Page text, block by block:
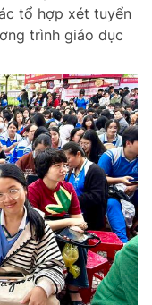
tổ hợp xét tuyển
trình giáo dục